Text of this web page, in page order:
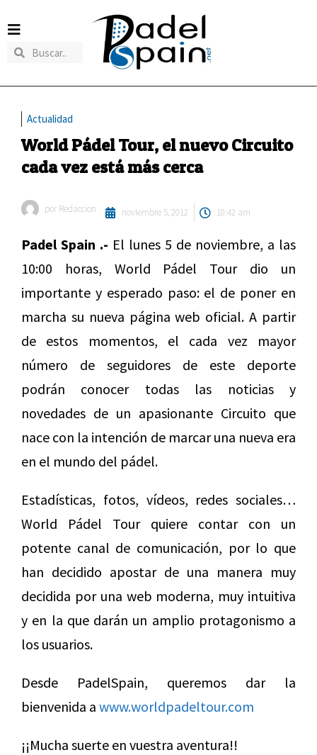
Actualidad
World Pádel Tour, el nuevo Circuito
cada vez está más cerca
por Redaccion noviembre 5, 2012 10:42 am
Padel Spain .- El lunes 5 de noviembre, a las
10:00 horas, World Pádel Tour dio un
importante y esperado paso: el de poner en
marcha su nueva página web oficial. A partir
de estos momentos, el cada vez mayor
número de seguidores de este deporte
podrán conocer todas las noticias y
novedades de un apasionante Circuito que
nace con la intención de marcar una nueva era
en el mundo del pádel.
Estadísticas, fotos, vídeos, redes sociales…
World Pádel Tour quiere contar con un
potente canal de comunicación, por lo que
han decidido apostar de una manera muy
decidida por una web moderna, muy intuitiva
y en la que darán un amplio protagonismo a
los usuarios.
Desde PadelSpain, queremos dar la
bienvenida a www.worldpadeltour.com
¡¡Mucha suerte en vuestra aventura!!